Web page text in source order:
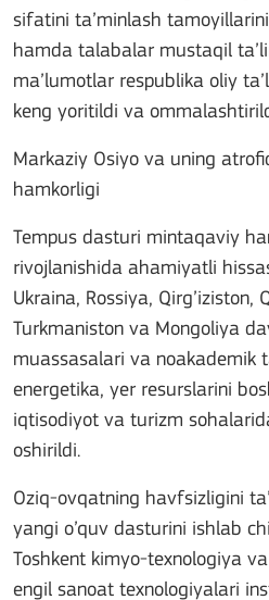
sifatini ta’minlash
hamda talabalar mustaqil
ma’lumotlar respublika oliy
keng yoritildi va
Markaziy Osiyo va uning
hamkorligi
Tempus dasturi mintaqaviy
rivojlanishida ahamiyatli
Ukraina, Rossiya, Qirg’iziston,
Turkmaniston va Mongoliya
muassasalari va noakademik
energetika, yer resurslarini
iqtisodiyot va turizm
oshirildi.
Oziq-ovqatning havfsizligini
yangi o’quv dasturini ishlab
Toshkent kimyo-texnologiya
engil sanoat texnologiyalari